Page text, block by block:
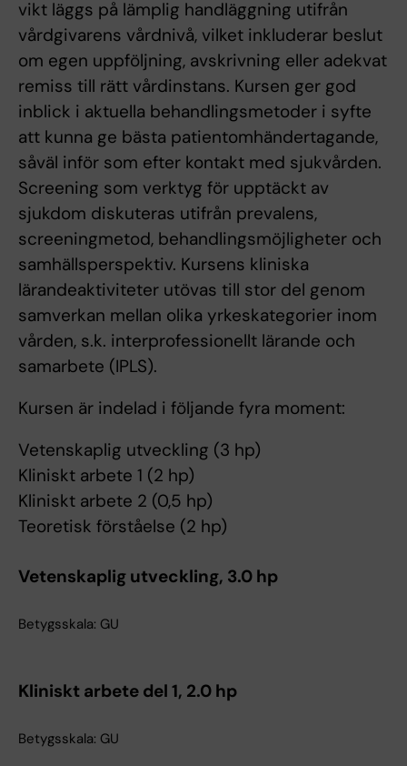
vikt läggs på lämplig handläggning utifrån
vårdgivarens vårdnivå, vilket inkluderar beslut
om egen uppföljning, avskrivning eller adekvat
remiss till rätt vårdinstans. Kursen ger god
inblick i aktuella behandlingsmetoder i syfte
att kunna ge bästa patientomhändertagande,
såväl inför som efter kontakt med sjukvården.
Screening som verktyg för upptäckt av
sjukdom diskuteras utifrån prevalens,
screeningmetod, behandlingsmöjligheter och
samhällsperspektiv. Kursens kliniska
lärandeaktiviteter utövas till stor del genom
samverkan mellan olika yrkeskategorier inom
vården, s.k. interprofessionellt lärande och
samarbete (IPLS).
Kursen är indelad i följande fyra moment:
Vetenskaplig utveckling (3 hp)
Kliniskt arbete 1 (2 hp)
Kliniskt arbete 2 (0,5 hp)
Teoretisk förståelse (2 hp)
Vetenskaplig utveckling, 3.0 hp
Betygsskala: GU
Kliniskt arbete del 1, 2.0 hp
Betygsskala: GU